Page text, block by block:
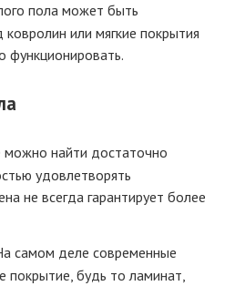
пола может быть
или мягкие покрытия
функционировать.
можно найти достаточно
удовлетворять
не всегда гарантирует более
самом деле современные
покрытие, будь то ламинат,